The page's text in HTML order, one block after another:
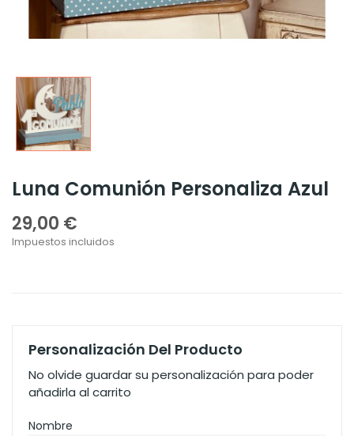
Luna Comunión Personaliza Azul
29,00 €
Impuestos incluidos
Personalización Del Producto
No olvide guardar su personalización para poder
añadirla al carrito
Nombre